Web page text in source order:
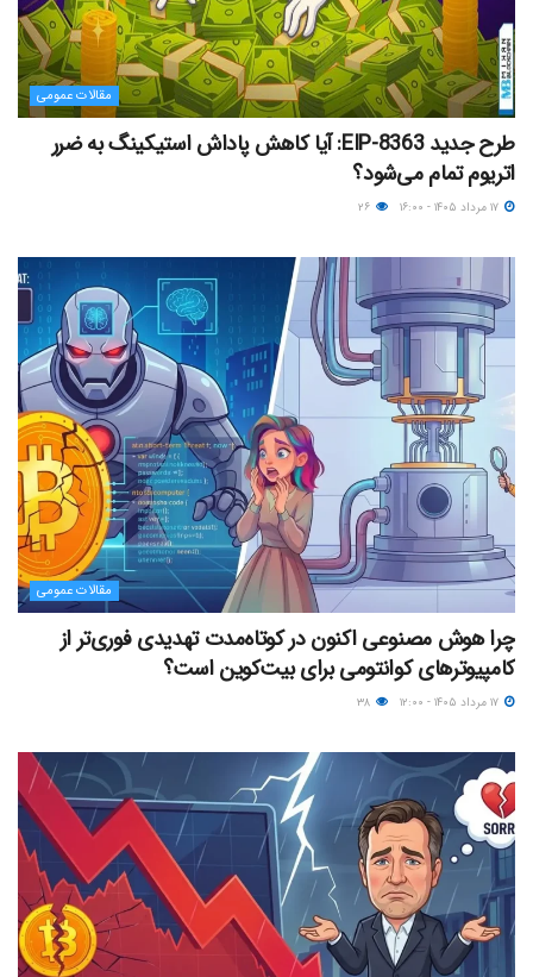
مقالات عمومی
طرح جدید EIP-8363: آیا کاهش پاداش استیکینگ به ضرر
اتریوم تمام می‌شود؟
مقالات عمومی
چرا هوش مصنوعی اکنون در کوتاه‌مدت تهدیدی فوری‌تر از
کامپیوترهای کوانتومی برای بیت‌کوین است؟